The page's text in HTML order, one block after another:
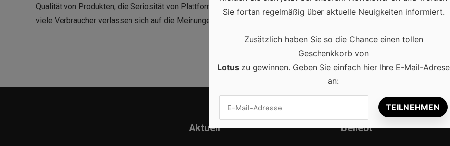
Qualität von Produkten, die Seriosität von Plattformen wie dem Wildz Casino geht oder den Besuch eines Restaurants,
viele Verbraucher verlassen sich auf die Meinungen anderer, …
Aktuell Beliebt
Sie fortan regelmäßig über aktuelle Neuigkeiten informiert.
Zusätzlich haben Sie so die Chance einen tollen
Geschenkkorb von
Lotus zu gewinnen. Geben Sie einfach hier Ihre E-Mail-Adrese
an: